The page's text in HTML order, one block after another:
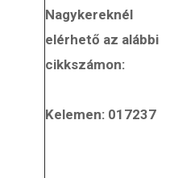
Nagykereknél
elérhető az alábbi
cikkszámon:
Kelemen: 017237